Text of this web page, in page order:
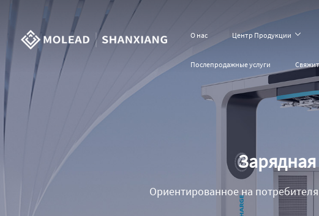
О нас Центр Продукции
Послепродажные услуги
Ориентированное на